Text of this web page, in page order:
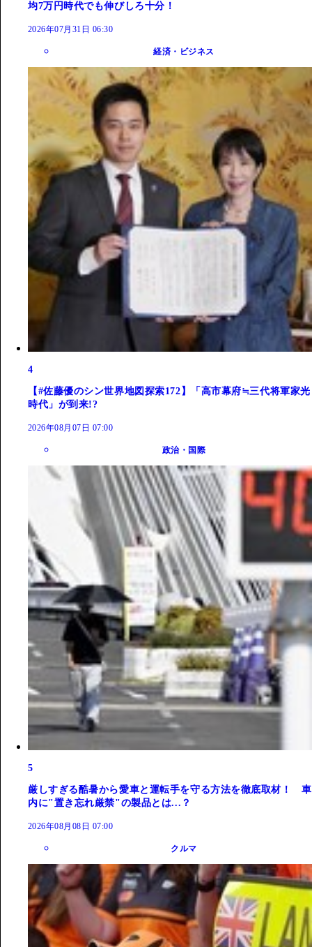
均7万円時代でも伸びしろ十分！
2026年07月31日 06:30
経済・ビジネス
4
【#佐藤優のシン世界地図探索172】「高市幕府≒三代将軍家光
時代」が到来!?
2026年08月07日 07:00
政治・国際
5
厳しすぎる酷暑から愛車と運転手を守る方法を徹底取材！ 車
内に"置き忘れ厳禁"の製品とは...？
2026年08月08日 07:00
クルマ